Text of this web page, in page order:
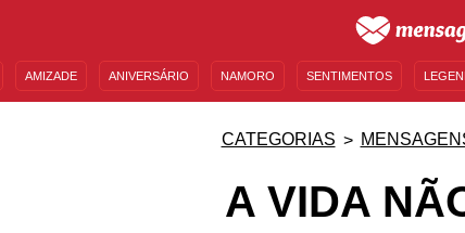
AMIZADE ANIVERSÁRIO NAMORO SENTIMENTOS
CATEGORIAS
A VIDA